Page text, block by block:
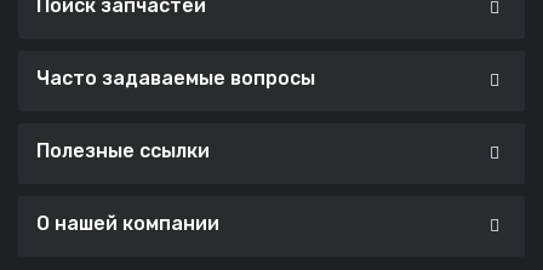
Поиск запчастей
Часто задаваемые вопросы
Полезные ссылки
О нашей компании